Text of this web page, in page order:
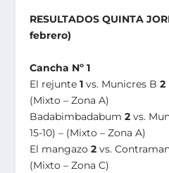
RESULTADOS QUINTA
febrero)
Cancha Nº 1
El rejunte1 vs. Municres B2
(Mixto – Zona A)
Badabimbadabum2 vs.
15-10) – (Mixto – Zona A)
El mangazo2 vs.
(Mixto – Zona C)